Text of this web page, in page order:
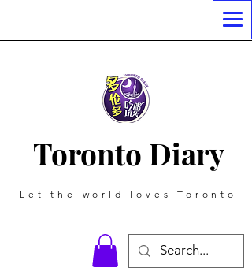
Toronto Diary
Let the world loves Toronto